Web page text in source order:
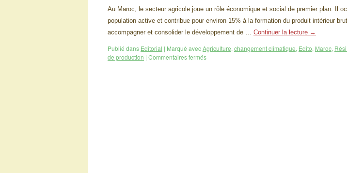
Au Maroc, le secteur agricole joue un rôle économique et social de premier plan. Il
population active et contribue pour environ 15% à la formation du produit intérieur
accompagner et consolider le développement de … Continuer la lecture →
Publié dans Editorial | Marqué avecAgriculture, changement climatique, Edito, Maroc,
de production | Commentaires fermés